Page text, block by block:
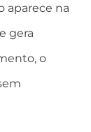
aparece na
gera
o